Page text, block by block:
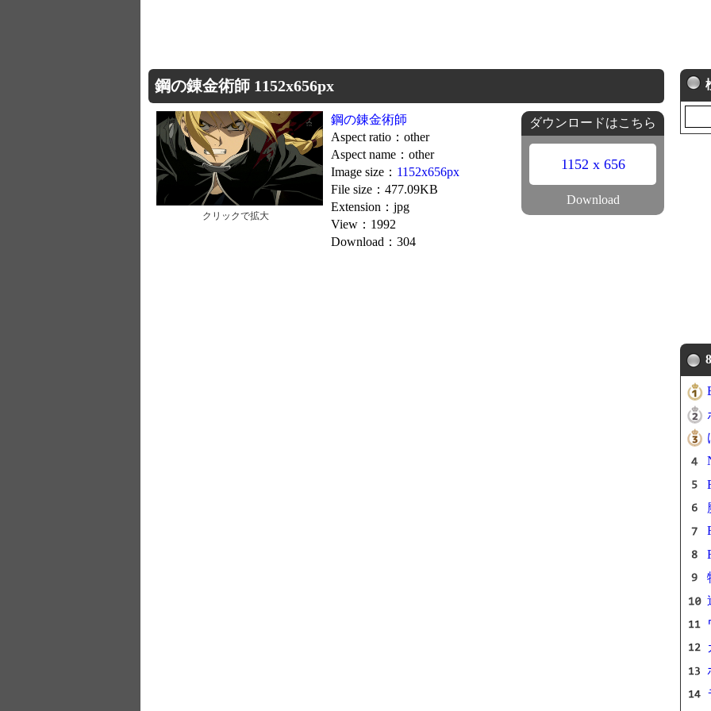
鋼の錬金術師 1152x656px
クリックで拡大
鋼の錬金術師
Aspect ratio：other
Aspect name：other
Image size： 1152x656px
File size：477.09KB
Extension：jpg
View：1992
Download：304
ダウンロードはこちら
1152 x 656
Download